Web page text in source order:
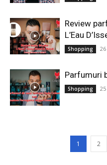
Review
L’Eau
Shopping
Parfumuri
Shopping
1 2